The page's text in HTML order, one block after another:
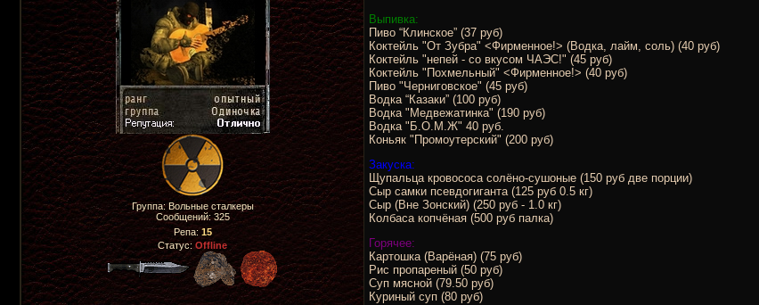
Группа: Вольные сталкеры
Сообщений:325
Репа:15
Статус:Offline
Выпивка:
Пиво “Клинское” (37 руб)
Коктейль "От Зубра" <Фирменное!> (Водка, лайм, соль) (40 руб)
Коктейль "непей - со вкусом ЧАЭС!" (45 руб)
Коктейль "Похмельный" <Фирменное!> (40 руб)
Пиво "Черниговское" (45 руб)
Водка “Казаки” (100 руб)
Водка "Медвежатинка" (190 руб)
Водка "Б.О.М.Ж" 40 руб.
Коньяк "Промоутерский" (200 руб)
Закуска:
Щупальца кровососа солёно-сушоные (150 руб две порции)
Сыр самки псевдогиганта (125 руб 0.5 кг)
Сыр (Вне Зонский) (250 руб - 1.0 кг)
Колбаса копчёная (500 руб палка)
Горячее:
Картошка (Варёная) (75 руб)
Рис пропареный (50 руб)
Суп мясной (79.50 руб)
Куриный суп (80 руб)